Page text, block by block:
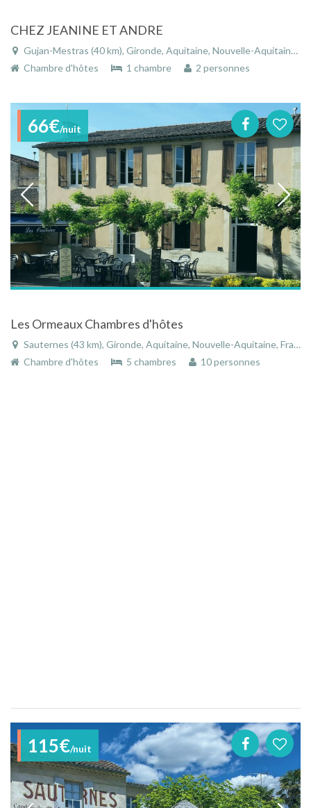
CHEZ JEANINE ET ANDRE
Gujan-Mestras (40 km), Gironde, Aquitaine, Nouvelle-Aquitaine, France
Chambre d'hôtes
1 chambre 2 personnes
66€/nuit
Les Ormeaux Chambres d'hôtes
Sauternes (43 km), Gironde, Aquitaine, Nouvelle-Aquitaine, France
Chambre d'hôtes
5 chambres 10 personnes
115€/nuit